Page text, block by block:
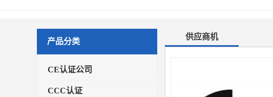
产品分类
CE认证公司
CCC认证
供应商机